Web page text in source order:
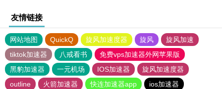
友情链接
网站地图 QuickQ 旋风加速度器 旋风
旋风加速
tiktok加速器
八戒看书
免费vps加速器外网苹果版
黑豹加速器
一元机场 IOS加速器
旋风加速度器
outline
火箭加速器 快连加速器app ios加速器